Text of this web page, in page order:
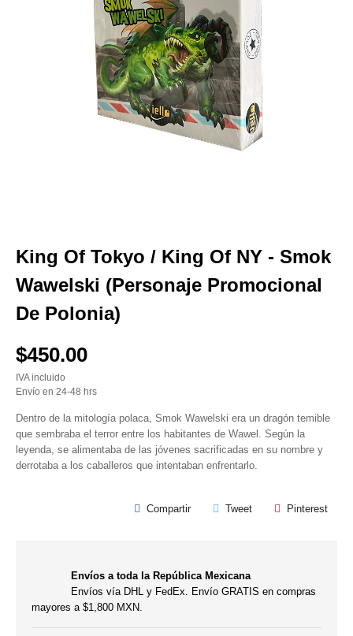
King Of Tokyo / King Of NY - Smok
Wawelski (Personaje Promocional
De Polonia)
$450.00
IVA incluido
Envío en 24-48 hrs
Dentro de la mitología polaca, Smok Wawelski era un dragón temible
que sembraba el terror entre los habitantes de Wawel. Según la
leyenda, se alimentaba de las jóvenes sacrificadas en su nombre y
derrotaba a los caballeros que intentaban enfrentarlo.
Compartir Tweet Pinterest
Envíos a toda la República Mexicana
Envíos vía DHL y FedEx. Envío GRATIS en compras
mayores a $1,800 MXN.